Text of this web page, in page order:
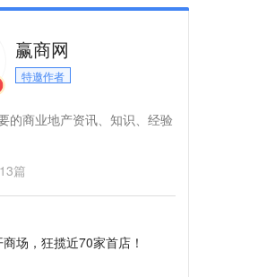
赢商网
特邀作者
的商业地产资讯、知识、经验
篇
场，狂揽近70家首店！